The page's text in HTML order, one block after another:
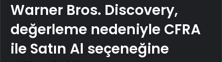
Warner Bros. Discovery,
değerleme nedeniyle CFRA
ile Satın Al seçeneğine